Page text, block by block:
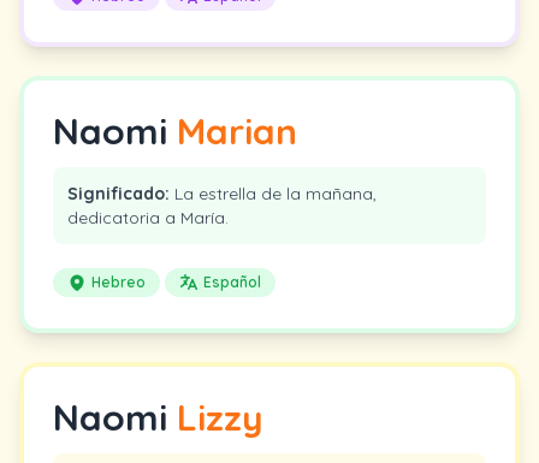
Naomi Marian
Significado: La estrella de la mañana,
dedicatoria a María.
Hebreo Español
Naomi Lizzy